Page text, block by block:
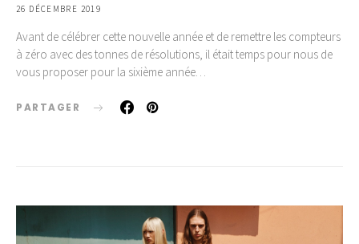
26 DÉCEMBRE 2019
Avant de célébrer cette nouvelle année et de remettre les compteurs
à zéro avec des tonnes de résolutions, il était temps pour nous de
vous proposer pour la sixième année…
PARTAGER